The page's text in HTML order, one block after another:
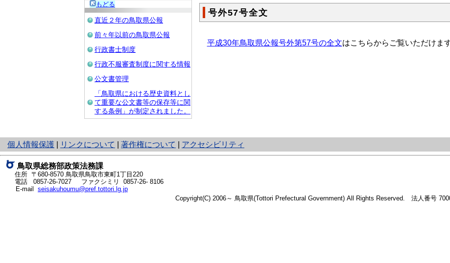
もどる
直近２年の鳥取県公報
前々年以前の鳥取県公報
行政書士制度
行政不服審査制度に関する情報
公文書管理
「鳥取県における歴史資料とし
て重要な公文書等の保存等に関
する条例」が制定されました。
号外57号全文
平成30年鳥取県公報号外第57号の全文はこちらからご覧いただけま
個人情報保護
と
り
ネ
ッ
ト
へ
リンクについて 著作権について アクセシビリティ
鳥取県総務部政策法務課
住所 〒680-8570 鳥取県鳥取市東町1丁目220
電話 0857-26-7027
ファクシミリ 0857-26- 8106
E-mail seisakuhoumu@pref.tottori.lg.jp
Copyright(C) 2006～ 鳥取県(Tottori Prefectural Government) All Rights Reserved. 法人番号